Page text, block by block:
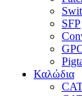
SFP
Καλώδια